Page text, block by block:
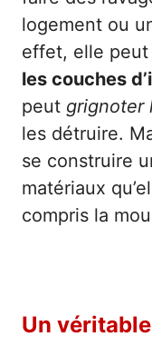
logement ou
effet, elle peut
les couches
peut grignoter
les détruire.
se construire
matériaux
compris la
Un